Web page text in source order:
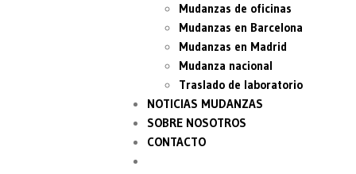
Mudanzas de oficinas
Mudanzas en Barcelona
Mudanzas en Madrid
Mudanza nacional
Traslado de laboratorio
NOTICIAS MUDANZAS
SOBRE NOSOTROS
CONTACTO